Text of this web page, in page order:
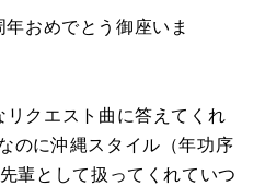
おめでとう御座いま
クエスト曲に答えてくれ
のに沖縄スタイル（年功序
輩として扱ってくれていつ